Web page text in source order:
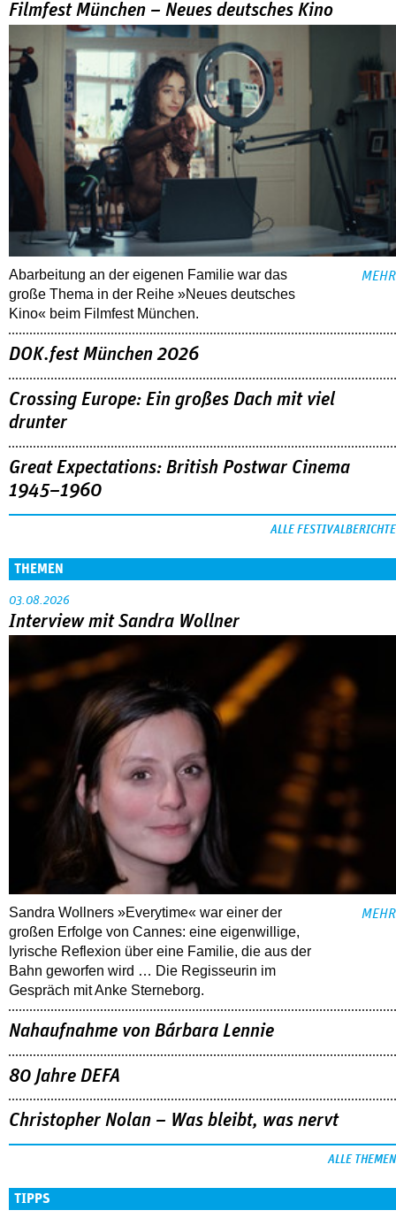
Filmfest München – Neues deutsches Kino
Abarbeitung an der eigenen Familie war das
große Thema in der Reihe »Neues deutsches
Kino« beim Filmfest München.
MEHR
DOK.fest München 2026
Crossing Europe: Ein großes Dach mit viel
drunter
Great Expectations: British Postwar Cinema
1945–1960
ALLE FESTIVALBERICHTE
THEMEN
03.08.2026
Interview mit Sandra Wollner
Sandra Wollners »Everytime« war einer der
großen Erfolge von Cannes: eine eigenwillige,
lyrische Reflexion über eine ­Familie, die aus der
Bahn geworfen wird … Die Regisseurin im
Gespräch mit Anke Sterneborg.
MEHR
Nahaufnahme von Bárbara Lennie
80 Jahre DEFA
Christopher Nolan – Was bleibt, was nervt
ALLE THEMEN
TIPPS